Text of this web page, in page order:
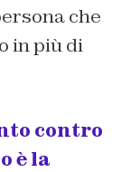
che
in più di
contro
è la